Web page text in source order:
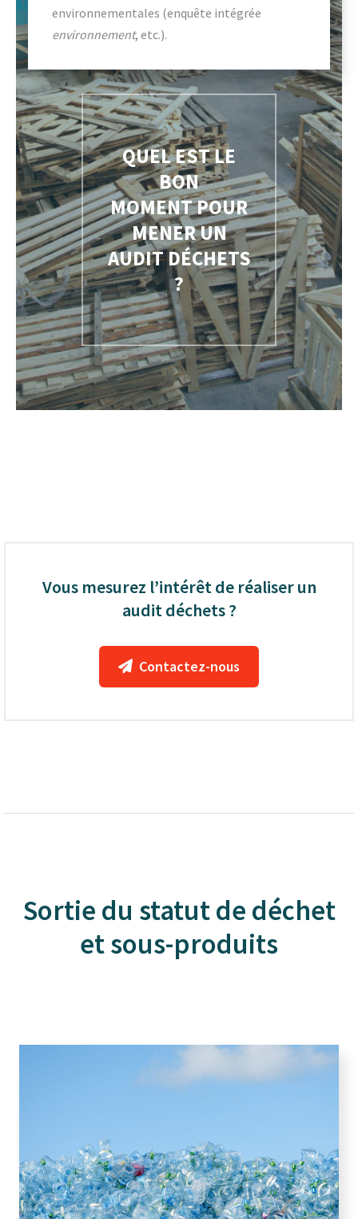
environnementales (enquête intégrée
environnement, etc.).
QUEL EST LE
BON
MOMENT POUR
MENER UN
AUDIT DÉCHETS
?
Vous mesurez l’intérêt de réaliser un
audit déchets ?
Contactez-nous
Sortie du statut de déchet
et sous-produits